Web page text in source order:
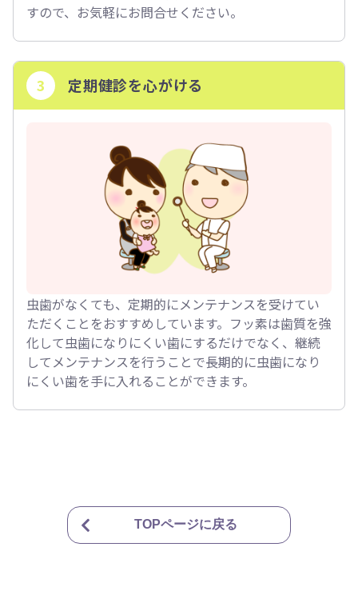
すので、お気軽にお問合せください。
3 定期健診を心がける
虫歯がなくても、定期的にメンテナンスを受けてい
ただくことをおすすめしています。フッ素は歯質を強
化して虫歯になりにくい歯にするだけでなく、継続
してメンテナンスを行うことで長期的に虫歯になり
にくい歯を手に入れることができます。
TOPページに戻る